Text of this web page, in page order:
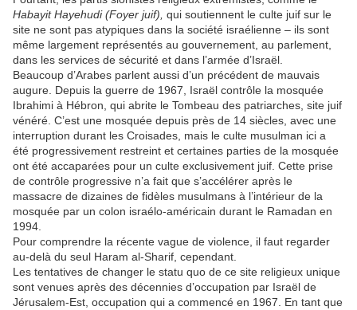
Habayit Hayehudi (Foyer juif), qui soutiennent le culte juif sur le
site ne sont pas atypiques dans la société israélienne – ils sont
même largement représentés au gouvernement, au parlement,
dans les services de sécurité et dans l’armée d’Israël.
Beaucoup d’Arabes parlent aussi d’un précédent de mauvais
augure. Depuis la guerre de 1967, Israël contrôle la mosquée
Ibrahimi à Hébron, qui abrite le Tombeau des patriarches, site juif
vénéré. C’est une mosquée depuis près de 14 siècles, avec une
interruption durant les Croisades, mais le culte musulman ici a
été progressivement restreint et certaines parties de la mosquée
ont été accaparées pour un culte exclusivement juif. Cette prise
de contrôle progressive n’a fait que s’accélérer après le
massacre de dizaines de fidèles musulmans à l’intérieur de la
mosquée par un colon israélo-américain durant le Ramadan en
1994.
Pour comprendre la récente vague de violence, il faut regarder
au-delà du seul Haram al-Sharif, cependant.
Les tentatives de changer le statu quo de ce site religieux unique
sont venues après des décennies d’occupation par Israël de
Jérusalem-Est, occupation qui a commencé en 1967. En tant que